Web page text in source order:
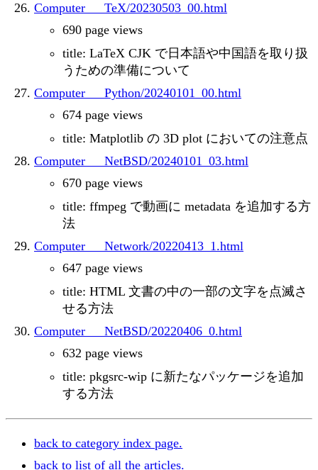
Computer___TeX/20230503_00.html
690 page views
title: LaTeX CJK で日本語や中国語を取り扱
うための準備について
Computer___Python/20240101_00.html
674 page views
title: Matplotlib の 3D plot においての注意点
Computer___NetBSD/20240101_03.html
670 page views
title: ffmpeg で動画に metadata を追加する方
法
Computer___Network/20220413_1.html
647 page views
title: HTML 文書の中の一部の文字を点滅さ
せる方法
Computer___NetBSD/20220406_0.html
632 page views
title: pkgsrc-wip に新たなパッケージを追加
する方法
back to category index page.
back to list of all the articles.